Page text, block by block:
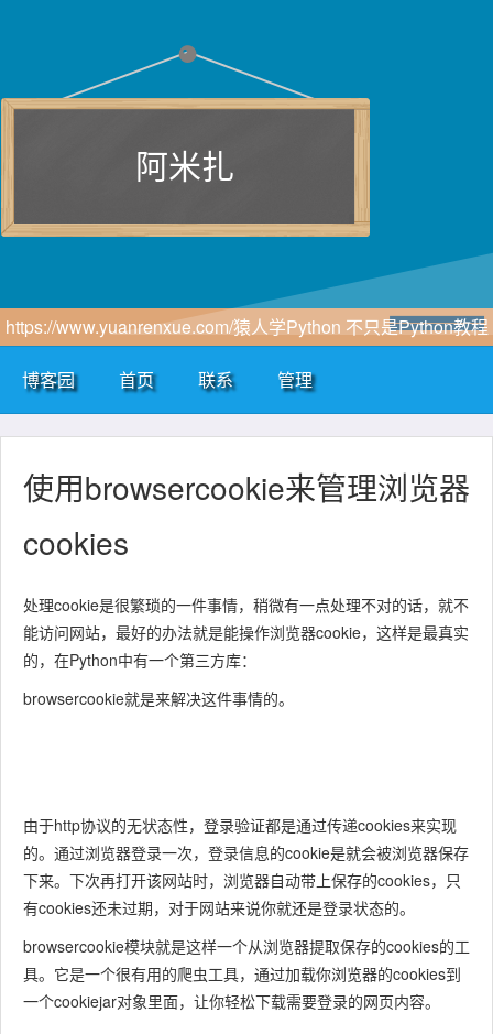
阿米扎
https://www.yuanrenxue.com/猿人学Python 不只是Python教程
博客园
首页 联系 管理
使用browsercookie来管理浏览器
cookies
处理cookie是很繁琐的一件事情，稍微有一点处理不对的话，就不
能访问网站，最好的办法就是能操作浏览器cookie，这样是最真实
的，在Python中有一个第三方库：
browsercookie就是来解决这件事情的。
由于http协议的无状态性，登录验证都是通过传递cookies来实现
的。通过浏览器登录一次，登录信息的cookie是就会被浏览器保存
下来。下次再打开该网站时，浏览器自动带上保存的cookies，只
有cookies还未过期，对于网站来说你就还是登录状态的。
browsercookie模块就是这样一个从浏览器提取保存的cookies的工
具。它是一个很有用的爬虫工具，通过加载你浏览器的cookies到
一个cookiejar对象里面，让你轻松下载需要登录的网页内容。